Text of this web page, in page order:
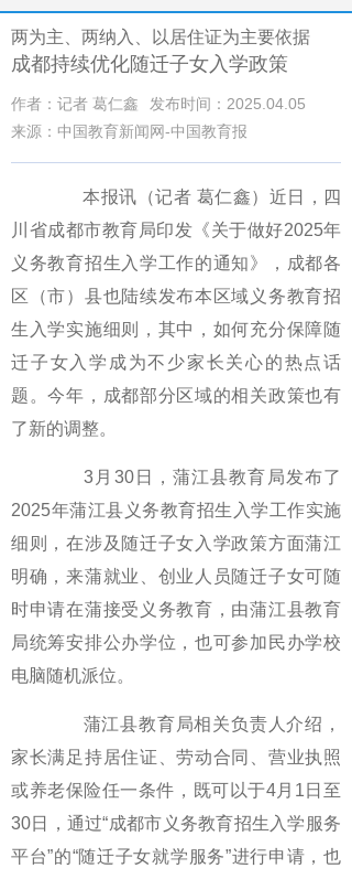
两为主、两纳入、以居住证为主要依据
成都持续优化随迁子女入学政策
作者：记者 葛仁鑫
发布时间：2025.04.05
来源：中国教育新闻网-中国教育报
本报讯（记者 葛仁鑫）近日，四
川省成都市教育局印发《关于做好2025年
义务教育招生入学工作的通知》，成都各
区（市）县也陆续发布本区域义务教育招
生入学实施细则，其中，如何充分保障随
迁子女入学成为不少家长关心的热点话
题。今年，成都部分区域的相关政策也有
了新的调整。
3月30日，蒲江县教育局发布了
2025年蒲江县义务教育招生入学工作实施
细则，在涉及随迁子女入学政策方面蒲江
明确，来蒲就业、创业人员随迁子女可随
时申请在蒲接受义务教育，由蒲江县教育
局统筹安排公办学位，也可参加民办学校
电脑随机派位。
蒲江县教育局相关负责人介绍，
家长满足持居住证、劳动合同、营业执照
或养老保险任一条件，既可以于4月1日至
30日，通过“成都市义务教育招生入学服务
平台”的“随迁子女就学服务”进行申请，也